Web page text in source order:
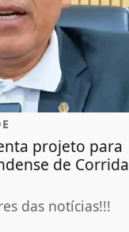
projeto para
de Corrida
das notícias!!!